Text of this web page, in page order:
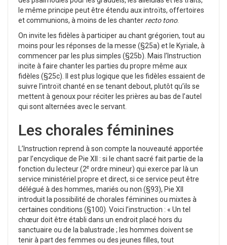
le même principe peut être étendu aux introïts, offertoires
et communions, à moins de les chanter recto tono.
On invite les fidèles à participer au chant grégorien, tout au
moins pour les réponses de la messe (§25a) et le Kyriale, à
commencer par les plus simples (§25b). Mais l’Instruction
incite à faire chanter les parties du propre même aux
fidèles (§25c). Il est plus logique que les fidèles essaient de
suivre l’introït chanté en se tenant debout, plutôt qu’ils se
mettent à genoux pour réciter les prières au bas de l’autel
qui sont alternées avec le servant.
Les chorales féminines
L’Instruction reprend à son compte la nouveauté apportée
par l’encyclique de Pie XII : si le chant sacré fait partie de la
fonction du lecteur (2e ordre mineur) qui exerce par là un
service ministériel propre et direct, si ce service peut être
délégué à des hommes, mariés ou non (§93), Pie XII
introduit la possibilité de chorales féminines ou mixtes à
certaines conditions (§100). Voici l’instruction : « Un tel
chœur doit être établi dans un endroit placé hors du
sanctuaire ou de la balustrade ; les hommes doivent se
tenir à part des femmes ou des jeunes filles, tout